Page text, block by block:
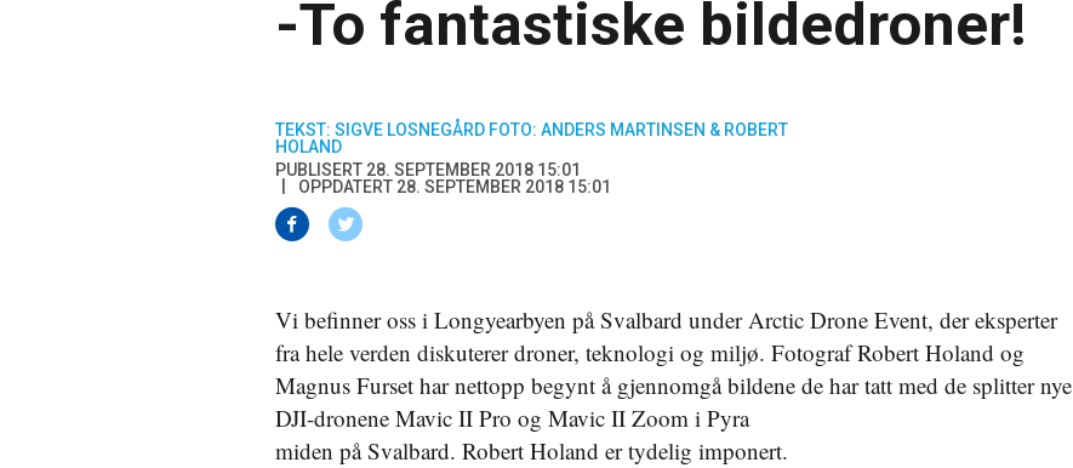
-To fantastiske bildedroner!
TEKST: SIGVE LOSNEGÅRD FOTO: ANDERS MARTINSEN & ROBERT
HOLAND
PUBLISERT 28. SEPTEMBER 2018 15:01
OPPDATERT 28. SEPTEMBER 2018 15:01
Vi befinner oss i Longyearbyen på Svalbard under Arctic Drone Event, der eksperter
fra hele verden diskuterer droner, teknologi og miljø. Fotograf Robert Holand og
Magnus Furset har nettopp begynt å gjennomgå bildene de har tatt med de splitter nye
DJI-dronene Mavic II Pro og Mavic II Zoom i Pyra
miden på Svalbard. Robert Holand er tydelig imponert.